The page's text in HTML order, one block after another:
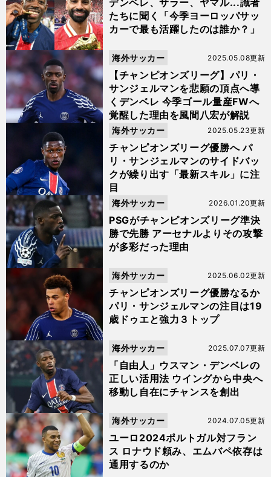
デンベレ、サラー、ヤマル...識者
たちに聞く「今季ヨーロッパサッ
カーで最も活躍したのは誰か？」
【チャンピオンズリーグ】パリ・
サンジェルマンを悲願の頂点へ導
くデンベレ 今季ゴール量産FWへ
覚醒した理由を風間八宏が解説
2025.05.08更新
海外サッカー
チャンピオンズリーグ優勝へ パ
リ・サンジェルマンのサイドバッ
クが繰り出す「最新スキル」に注
目
2025.05.23更新
海外サッカー
PSGがチャンピオンズリーグ準決
勝で先勝 アーセナルよりその攻撃
が多彩だった理由
2026.01.20更新
海外サッカー
チャンピオンズリーグ優勝なるか
パリ・サンジェルマンの注目は19
歳ドゥエと強力３トップ
2025.06.02更新
海外サッカー
「自由人」ウスマン・デンベレの
正しい活用法 ウイングから中央へ
移動し自在にチャンスを創出
2025.07.07更新
海外サッカー
ユーロ2024ポルトガル対フラン
ス ロナウド頼み、エムバペ依存は
通用するのか
2024.07.05更新
海外サッカー